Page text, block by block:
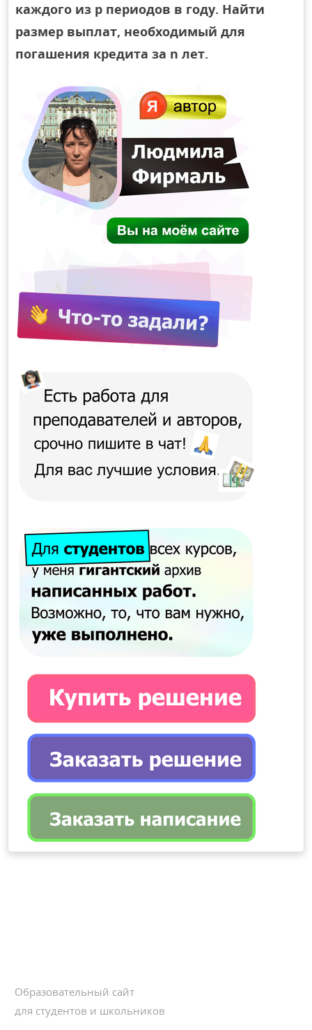
каждого из p периодов в году. Найти
размер выплат, необходимый для
погашения кредита за n лет.
Образовательный сайт
для студентов и школьников